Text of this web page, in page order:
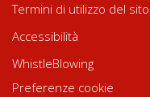
Termini di utilizzo del sito
Accessibilità
WhistleBlowing
Preferenze cookie